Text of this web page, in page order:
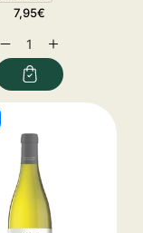
Precio
7,95€
Reducir
cantidad
para
Aumentar
cantidad
para